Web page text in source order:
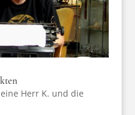
Herr K. und die